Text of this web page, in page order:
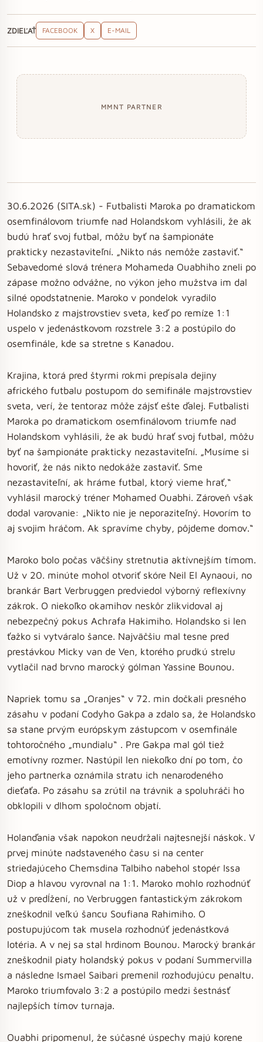
ZDIEĽAŤ FACEBOOK X E-MAIL
MMNT PARTNER
30.6.2026 (SITA.sk) - Futbalisti Maroka po dramatickom
osemfinálovom triumfe nad Holandskom vyhlásili, že ak
budú hrať svoj futbal, môžu byť na šampionáte
prakticky nezastaviteľní. „Nikto nás nemôže zastaviť.“
Sebavedomé slová trénera Mohameda Ouabhiho zneli po
zápase možno odvážne, no výkon jeho mužstva im dal
silné opodstatnenie. Maroko v pondelok vyradilo
Holandsko z majstrovstiev sveta, keď po remíze 1:1
uspelo v jedenástkovom rozstrele 3:2 a postúpilo do
osemfinále, kde sa stretne s Kanadou.
Krajina, ktorá pred štyrmi rokmi prepísala dejiny
afrického futbalu postupom do semifinále majstrovstiev
sveta, verí, že tentoraz môže zájsť ešte ďalej. Futbalisti
Maroka po dramatickom osemfinálovom triumfe nad
Holandskom vyhlásili, že ak budú hrať svoj futbal, môžu
byť na šampionáte prakticky nezastaviteľní. „Musíme si
hovoriť, že nás nikto nedokáže zastaviť. Sme
nezastaviteľní, ak hráme futbal, ktorý vieme hrať,“
vyhlásil marocký tréner Mohamed Ouabhi. Zároveň však
dodal varovanie: „Nikto nie je neporaziteľný. Hovorím to
aj svojim hráčom. Ak spravíme chyby, pôjdeme domov.“
Maroko bolo počas väčšiny stretnutia aktívnejším tímom.
Už v 20. minúte mohol otvoriť skóre Neil El Aynaoui, no
brankár Bart Verbruggen predviedol výborný reflexívny
zákrok. O niekoľko okamihov neskôr zlikvidoval aj
nebezpečný pokus Achrafa Hakimiho. Holandsko si len
ťažko si vytváralo šance. Najväčšiu mal tesne pred
prestávkou Micky van de Ven, ktorého prudkú strelu
vytlačil nad brvno marocký gólman Yassine Bounou.
Napriek tomu sa „Oranjes“ v 72. min dočkali presného
zásahu v podaní Codyho Gakpa a zdalo sa, že Holandsko
sa stane prvým európskym zástupcom v osemfinále
tohtoročného „mundialu“ . Pre Gakpa mal gól tiež
emotívny rozmer. Nastúpil len niekoľko dní po tom, čo
jeho partnerka oznámila stratu ich nenarodeného
dieťaťa. Po zásahu sa zrútil na trávnik a spoluhráči ho
obklopili v dlhom spoločnom objatí.
Holanďania však napokon neudržali najtesnejší náskok. V
prvej minúte nadstaveného času si na center
striedajúceho Chemsdina Talbiho nabehol stopér Issa
Diop a hlavou vyrovnal na 1:1. Maroko mohlo rozhodnúť
už v predĺžení, no Verbruggen fantastickým zákrokom
zneškodnil veľkú šancu Soufiana Rahimiho. O
postupujúcom tak musela rozhodnúť jedenástková
lotéria. A v nej sa stal hrdinom Bounou. Marocký brankár
zneškodnil piaty holandský pokus v podaní Summervilla
a následne Ismael Saibari premenil rozhodujúcu penaltu.
Maroko triumfovalo 3:2 a postúpilo medzi šestnásť
najlepších tímov turnaja.
Ouabhi pripomenul, že súčasné úspechy majú korene